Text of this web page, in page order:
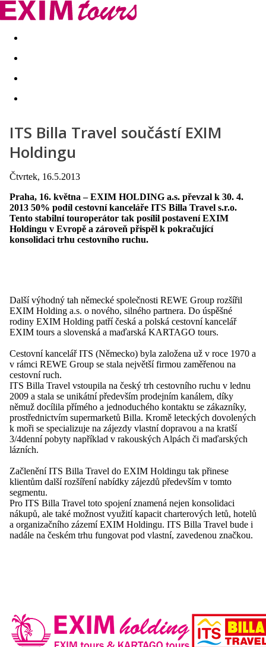
Akční nabídky Last minute
ITS Billa Travel součástí EXIM
Holdingu
Čtvrtek, 16.5.2013
Praha, 16. května – EXIM HOLDING a.s. převzal k 30. 4.
2013 50% podíl cestovní kanceláře ITS Billa Travel s.r.o.
Tento stabilní touroperátor tak posílil postavení EXIM
Holdingu v Evropě a zároveň přispěl k pokračující
konsolidaci trhu cestovního ruchu.
Další výhodný tah německé společnosti REWE Group rozšířil
EXIM Holding a.s. o nového, silného partnera. Do úspěšné
rodiny EXIM Holding patří česká a polská cestovní kancelář
EXIM tours a slovenská a maďarská KARTAGO tours.
Cestovní kancelář ITS (Německo) byla založena už v roce 1970 a
v rámci REWE Group se stala největší firmou zaměřenou na
cestovní ruch.
ITS Billa Travel vstoupila na český trh cestovního ruchu v lednu
2009 a stala se unikátní především prodejním kanálem, díky
němuž docílila přímého a jednoduchého kontaktu se zákazníky,
prostřednictvím supermarketů Billa. Kromě leteckých dovolených
k moři se specializuje na zájezdy vlastní dopravou a na kratší
3/4denní pobyty například v rakouských Alpách či maďarských
lázních.
Začlenění ITS Billa Travel do EXIM Holdingu tak přinese
klientům další rozšíření nabídky zájezdů především v tomto
segmentu.
Pro ITS Billa Travel toto spojení znamená nejen konsolidaci
nákupů, ale také možnost využití kapacit charterových letů, hotelů
a organizačního zázemí EXIM Holdingu. ITS Billa Travel bude i
nadále na českém trhu fungovat pod vlastní, zavedenou značkou.